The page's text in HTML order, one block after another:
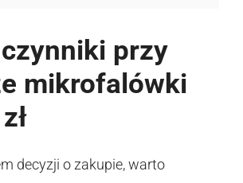
przy
mikrofalówki
decyzji o zakupie, warto